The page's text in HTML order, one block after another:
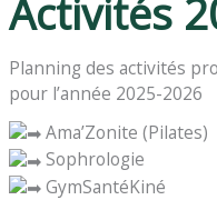
Activités
Planning des activités
pour l’année 2025-2026
Ama’Zonite (Pilates)
Sophrologie
GymSantéKiné